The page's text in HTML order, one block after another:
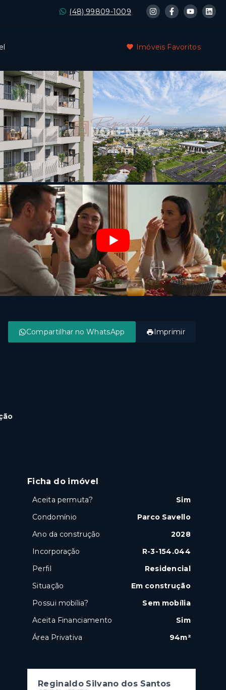
(48) 99809-1009
Imóveis Favoritos
Compartilhar no WhatsApp Imprimir
Ficha do imóvel
Aceita permuta?
Sim
Condomínio
Parco Savello
Ano da construção
2028
Incorporação
R-3-154.044
Perfil
Residencial
Situação
Em construção
Possui mobília?
Sem mobília
Aceita Financiamento
Sim
Área Privativa
94m²
Reginaldo Silvano dos Santos